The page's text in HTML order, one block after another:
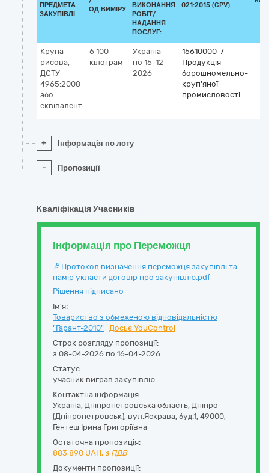
ПРЕДМЕТА
ЗАКУПІВЛІ
ОД.ВИМІРУ
ВИКОНАННЯ
РОБІТ/
НАДАННЯ
ПОСЛУГ:
021:2015 (CPV)
Крупа
рисова,
ДСТУ
4965:2008
або
еквівалент
6 100
кілограм
Україна
по 15-12-
2026
15610000-7
Продукція
борошномельно-
круп'яної
промисловості
+ Інформація по лоту
- Пропозиції
Кваліфікація Учасників
Інформація про Переможця
Протокол визначення переможця закупівлі та
намір укласти договір про закупівлю.pdf
Рішення підписано
Ім'я:
Товариство з обмеженою відповідальністю
"Гарант-2010"
Досьє YouControl
Строк розгляду пропозиції:
з 08-04-2026 по 16-04-2026
Статус:
учасник виграв закупівлю
Контактна інформація:
Україна, Дніпропетровська область, Дніпро
(Дніпропетровськ), вул.Яскрава, буд.1, 49000,
Гентеш Ірина Григоріївна
Остаточна пропозиція:
883 890 UAH, з ПДВ
Документи пропозиції: